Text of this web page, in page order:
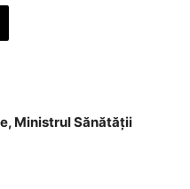
Ministrul Sănătății